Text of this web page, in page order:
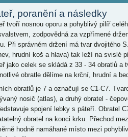
poranění a následky
tvoří nosnou oporu a pohyblivý pilíř
zodpovědná za vzpřímené
Při správném držení má tvar dvojitého
hrudní koš a hlava) tak leží na svislé
jako celek se skládá z 33 - 34 obratlů a
obratle dělíme na krční, hrudní a
obratlů je 7 a označují se C1-C7.
nosič (atlas), a druhý obratel -
spojení lebky s páteří. Obratel
obratel na konci krku. Přechod
hodně namáhané místo mezi